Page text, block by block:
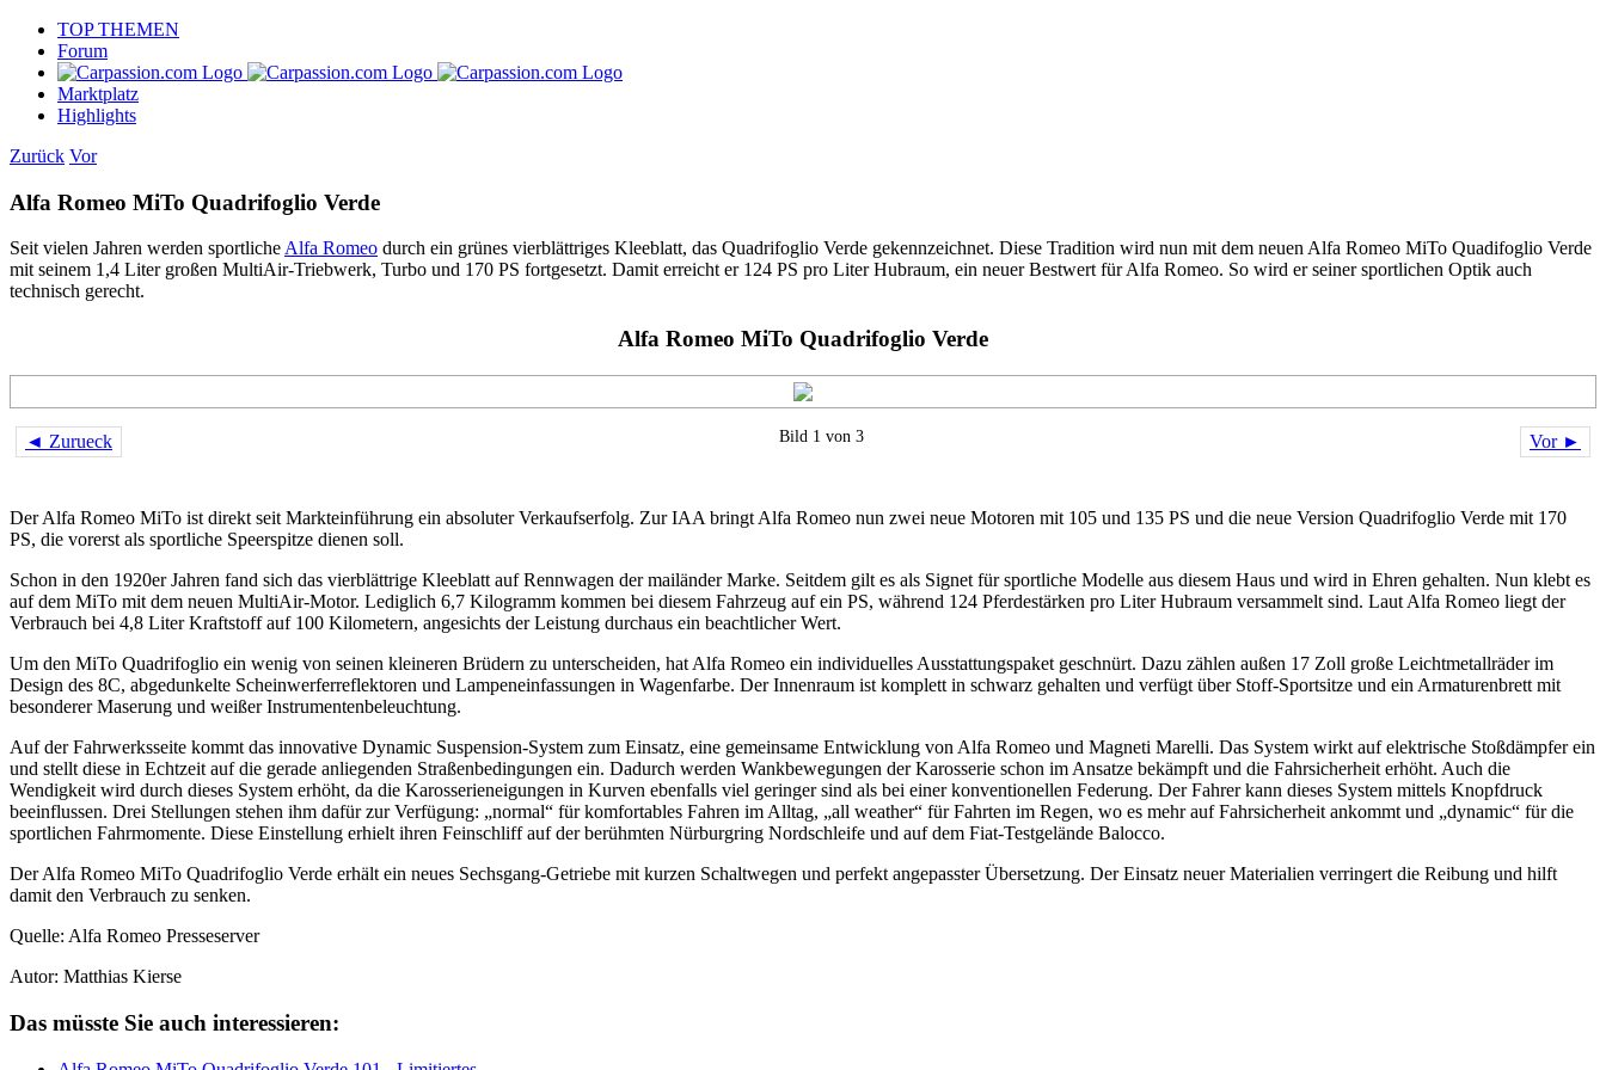
Skip
content
TOP THEMEN
Forum
Marktplatz
Highlights
Zurück Vor
Alfa Romeo MiTo Quadrifoglio Verde
Seit vielen Jahren werden sportlicheAlfa Romeo durch ein grünes vierblättriges Kleeblatt, das Quadrifoglio Verde gekennzeichnet. Diese Tradition wird nun mit dem neuen Alfa Romeo MiTo Quadifoglio Verde
mit seinem 1,4 Liter großen MultiAir-Triebwerk, Turbo und 170 PS fortgesetzt. Damit erreicht er 124 PS pro Liter Hubraum, ein neuer Bestwert für Alfa Romeo. So wird er seiner sportlichen Optik auch
technisch gerecht.
Alfa Romeo MiTo Quadrifoglio Verde
◄ Zurueck Vor ►
Bild 1 von 3
Der Alfa Romeo MiTo ist direkt seit Markteinführung ein absoluter Verkaufserfolg. Zur IAA bringt Alfa Romeo nun zwei neue Motoren mit 105 und 135 PS und die neue Version Quadrifoglio Verde mit 170
PS, die vorerst als sportliche Speerspitze dienen soll.
Schon in den 1920er Jahren fand sich das vierblättrige Kleeblatt auf Rennwagen der mailänder Marke. Seitdem gilt es als Signet für sportliche Modelle aus diesem Haus und wird in Ehren gehalten. Nun klebt es
auf dem MiTo mit dem neuen MultiAir-Motor. Lediglich 6,7 Kilogramm kommen bei diesem Fahrzeug auf ein PS, während 124 Pferdestärken pro Liter Hubraum versammelt sind. Laut Alfa Romeo liegt der
Verbrauch bei 4,8 Liter Kraftstoff auf 100 Kilometern, angesichts der Leistung durchaus ein beachtlicher Wert.
Um den MiTo Quadrifoglio ein wenig von seinen kleineren Brüdern zu unterscheiden, hat Alfa Romeo ein individuelles Ausstattungspaket geschnürt. Dazu zählen außen 17 Zoll große Leichtmetallräder im
Design des 8C, abgedunkelte Scheinwerferreflektoren und Lampeneinfassungen in Wagenfarbe. Der Innenraum ist komplett in schwarz gehalten und verfügt über Stoff-Sportsitze und ein Armaturenbrett mit
besonderer Maserung und weißer Instrumentenbeleuchtung.
Auf der Fahrwerksseite kommt das innovative Dynamic Suspension-System zum Einsatz, eine gemeinsame Entwicklung von Alfa Romeo und Magneti Marelli. Das System wirkt auf elektrische Stoßdämpfer ein
und stellt diese in Echtzeit auf die gerade anliegenden Straßenbedingungen ein. Dadurch werden Wankbewegungen der Karosserie schon im Ansatze bekämpft und die Fahrsicherheit erhöht. Auch die
Wendigkeit wird durch dieses System erhöht, da die Karosserieneigungen in Kurven ebenfalls viel geringer sind als bei einer konventionellen Federung. Der Fahrer kann dieses System mittels Knopfdruck
beeinflussen. Drei Stellungen stehen ihm dafür zur Verfügung: „normal“ für komfortables Fahren im Alltag, „all weather“ für Fahrten im Regen, wo es mehr auf Fahrsicherheit ankommt und „dynamic“ für die
sportlichen Fahrmomente. Diese Einstellung erhielt ihren Feinschliff auf der berühmten Nürburgring Nordschleife und auf dem Fiat-Testgelände Balocco.
Der Alfa Romeo MiTo Quadrifoglio Verde erhält ein neues Sechsgang-Getriebe mit kurzen Schaltwegen und perfekt angepasster Übersetzung. Der Einsatz neuer Materialien verringert die Reibung und hilft
damit den Verbrauch zu senken.
Quelle: Alfa Romeo Presseserver
Autor: Matthias Kierse
Das müsste Sie auch interessieren: